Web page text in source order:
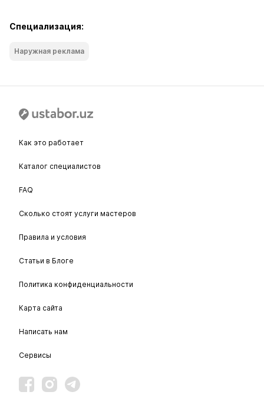
Специализация:
Наружная реклама
Как это работает
Каталог специалистов
FAQ
Сколько стоят услуги мастеров
Правила и условия
Статьи в Блоге
Политика конфиденциальности
Карта сайта
Написать нам
Сервисы